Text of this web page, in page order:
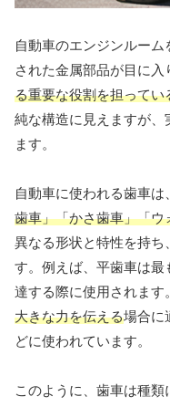
自動車のエンジンルー
された金属部品が目に入
る重要な役割を担ってい
純な構造に見えますが、
ます。
自動車に使われる歯車は
歯車」「かさ歯車」「ウ
異なる形状と特性を持ち
す。例えば、平歯車は
達する際に使用されます
大きな力を伝える場合に
どに使われています。
このように、歯車は種